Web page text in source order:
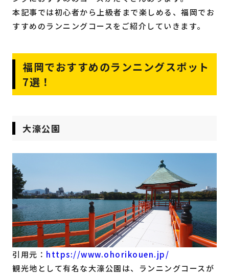
本記事では初心者から上級者まで楽しめる、福岡でお
すすめのランニングコースをご紹介していきます。
福岡でおすすめのランニングスポット
7選！
大濠公園
引用元： https://www.ohorikouen.jp/
観光地として有名な大濠公園は、ランニングコースが